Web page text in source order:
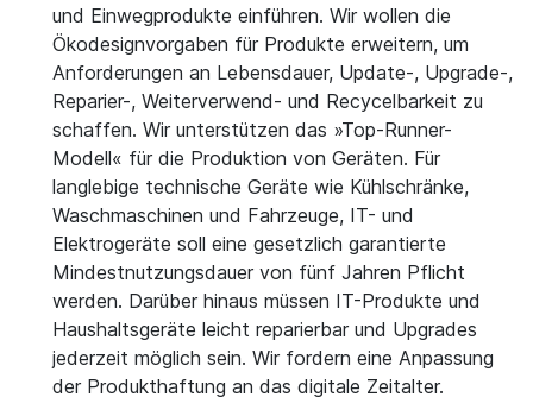
und Einwegprodukte einführen. Wir wollen die
Ökodesignvorgaben für Produkte erweitern, um
Anforderungen an Lebensdauer, Update-, Upgrade-,
Reparier-, Weiterverwend- und Recycelbarkeit zu
schaffen. Wir unterstützen das »Top-Runner-
Modell« für die Produktion von Geräten. Für
langlebige technische Geräte wie Kühlschränke,
Waschmaschinen und Fahrzeuge, IT- und
Elektrogeräte soll eine gesetzlich garantierte
Mindestnutzungsdauer von fünf Jahren Pflicht
werden. Darüber hinaus müssen IT-Produkte und
Haushaltsgeräte leicht reparierbar und Upgrades
jederzeit möglich sein. Wir fordern eine Anpassung
der Produkthaftung an das digitale Zeitalter.